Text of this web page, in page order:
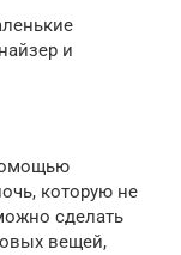
и
которую не
сделать
вещей,